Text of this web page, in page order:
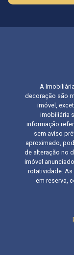
A
decoração são
imóvel,
imobiliária
informação
sem aviso
aproximado,
de alteração no
imóvel
rotatividade.
em reserva,